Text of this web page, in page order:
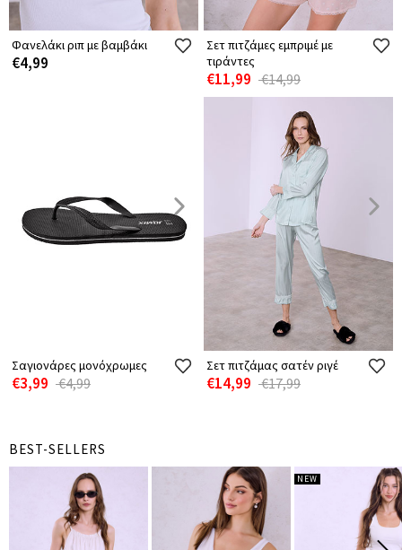
Φανελάκι ριπ με βαμβάκι
€4,99
Σετ πιτζάμες εμπριμέ με
τιράντες
€11,99 €14,99
Σαγιονάρες μονόχρωμες
€3,99 €4,99
Σετ πιτζάμας σατέν ριγέ
€14,99 €17,99
BEST-SELLERS
NEW